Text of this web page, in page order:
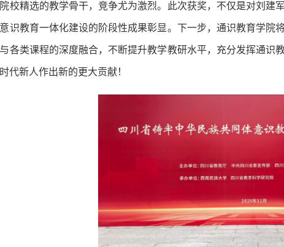
校精选的教学骨干，竞争尤为激烈。此次获奖，不仅是对刘
识教育一体化建设的阶段性成果彰显。下一步，通识教育学
各类课程的深度融合，不断提升教学教研水平，充分发挥通识
代新人作出新的更大贡献！